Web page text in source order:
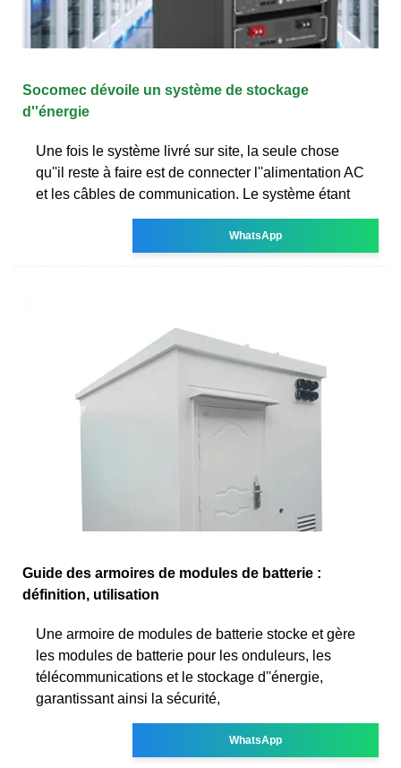
Socomec dévoile un système de stockage
d''énergie
Une fois le système livré sur site, la seule chose
qu''il reste à faire est de connecter l''alimentation AC
et les câbles de communication. Le système étant
WhatsApp
Guide des armoires de modules de batterie :
définition, utilisation
Une armoire de modules de batterie stocke et gère
les modules de batterie pour les onduleurs, les
télécommunications et le stockage d''énergie,
garantissant ainsi la sécurité,
WhatsApp